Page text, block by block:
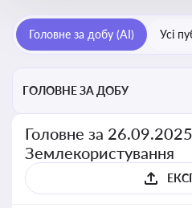
Головне за добу (AI) Усі
ГОЛОВНЕ ЗА ДОБУ
Головне за
Землекористування